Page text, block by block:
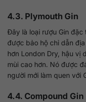
4.3. Plymouth Gin
Đây là loại rượu Gin
được bảo hộ chỉ dẫn địa
hơn London Dry, hậu vị
mùi cao hơn. Nó được
người mới làm quen với
4.4. Compound Gin